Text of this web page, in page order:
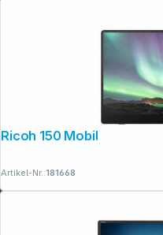
Artikel-Nr.:181668